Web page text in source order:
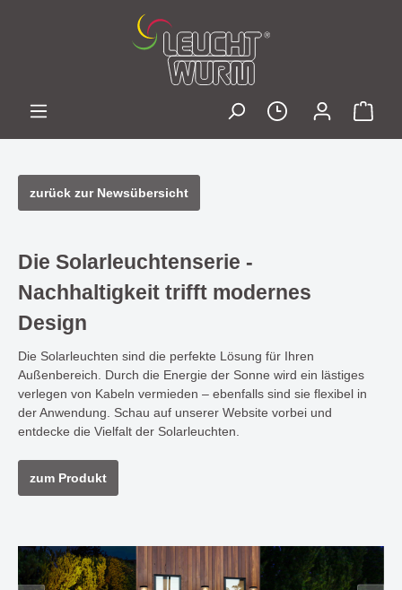
zurück zur Newsübersicht
Die Solarleuchtenserie -
Nachhaltigkeit trifft modernes
Design
Die Solarleuchten sind die perfekte Lösung für Ihren
Außenbereich. Durch die Energie der Sonne wird ein lästiges
verlegen von Kabeln vermieden – ebenfalls sind sie flexibel in
der Anwendung. Schau auf unserer Website vorbei und
entdecke die Vielfalt der Solarleuchten.
zum Produkt